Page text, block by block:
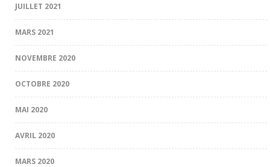
JUILLET 2021
MARS 2021
NOVEMBRE 2020
OCTOBRE 2020
MAI 2020
AVRIL 2020
MARS 2020